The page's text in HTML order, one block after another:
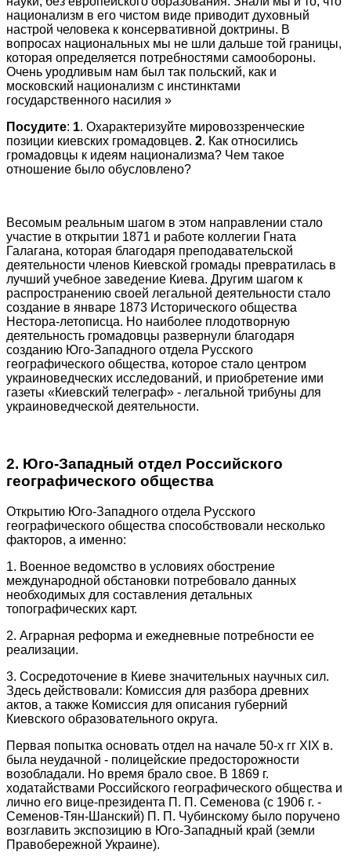
национализм в его чистом виде приводит духовный
настрой человека к консервативной доктрины. В
вопросах национальных мы не шли дальше той границы,
которая определяется потребностями самообороны.
Очень уродливым нам был так польский, как и
московский национализм с инстинктами
государственного насилия »
Посудите: 1. Охарактеризуйте мировоззренческие
позиции киевских громадовцев. 2. Как относились
громадовцы к идеям национализма? Чем такое
отношение было обусловлено?
Весомым реальным шагом в этом направлении стало
участие в открытии 1871 и работе коллегии Гната
Галагана, которая благодаря преподавательской
деятельности членов Киевской громады превратилась в
лучший учебное заведение Киева. Другим шагом к
распространению своей легальной деятельности стало
создание в январе 1873 Исторического общества
Нестора-летописца. Но наиболее плодотворную
деятельность громадовцы развернули благодаря
созданию Юго-Западного отдела Русского
географического общества, которое стало центром
украиноведческих исследований, и приобретение ими
газеты «Киевский телеграф» - легальной трибуны для
украиноведческой деятельности.
2. Юго-Западный отдел Российского
географического общества
Открытию Юго-Западного отдела Русского
географического общества способствовали несколько
факторов, а именно:
1. Военное ведомство в условиях обострение
международной обстановки потребовало данных
необходимых для составления детальных
топографических карт.
2. Аграрная реформа и ежедневные потребности ее
реализации.
3. Сосредоточение в Киеве значительных научных сил.
Здесь действовали: Комиссия для разбора древних
актов, а также Комиссия для описания губерний
Киевского образовательного округа.
Первая попытка основать отдел на начале 50-х гг XIX в.
была неудачной - полицейские предосторожности
возобладали. Но время брало свое. В 1869 г.
ходатайствами Российского географического общества и
лично его вице-президента П. П. Семенова (с 1906 г. -
Семенов-Тян-Шанский) П. П. Чубинскому было поручено
возглавить экспозицию в Юго-Западный край (земли
Правобережной Украине).